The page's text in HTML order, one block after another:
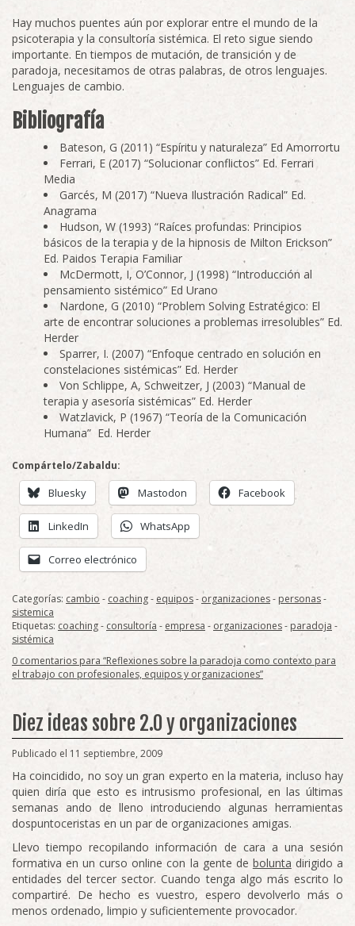
Hay muchos puentes aún por explorar entre el mundo de la
psicoterapia y la consultoría sistémica. El reto sigue siendo
importante. En tiempos de mutación, de transición y de
paradoja, necesitamos de otras palabras, de otros lenguajes.
Lenguajes de cambio.
Bibliografía
Bateson, G (2011) “Espíritu y naturaleza” Ed Amorrortu
Ferrari, E (2017) “Solucionar conflictos” Ed. Ferrari
Media
Garcés, M (2017) “Nueva Ilustración Radical” Ed.
Anagrama
Hudson, W (1993) “Raíces profundas: Principios
básicos de la terapia y de la hipnosis de Milton Erickson”
Ed. Paidos Terapia Familiar
McDermott, I, O’Connor, J (1998) “Introducción al
pensamiento sistémico” Ed Urano
Nardone, G (2010) “Problem Solving Estratégico: El
arte de encontrar soluciones a problemas irresolubles” Ed.
Herder
Sparrer, I. (2007) “Enfoque centrado en solución en
constelaciones sistémicas” Ed. Herder
Von Schlippe, A, Schweitzer, J (2003) “Manual de
terapia y asesoría sistémicas” Ed. Herder
Watzlavick, P (1967) “Teoría de la Comunicación
Humana” Ed. Herder
Compártelo/Zabaldu:
Bluesky Mastodon Facebook
LinkedIn WhatsApp
Correo electrónico
Categorías: cambio - coaching- equipos- organizaciones- personas-
sistemica
Etiquetas: coaching- consultoría - empresa - organizaciones- paradoja -
sistémica
0 comentarios para “Reflexiones sobre la paradoja como contexto para
el trabajo con profesionales, equipos y organizaciones”
Diez ideas sobre 2.0 y organizaciones
Publicado el 11 septiembre, 2009
Ha coincidido, no soy un gran experto en la materia, incluso hay
quien diría que esto es intrusismo profesional, en las últimas
semanas ando de lleno introduciendo algunas herramientas
dospuntoceristas en un par de organizaciones amigas.
Llevo tiempo recopilando información de cara a una sesión
formativa en un curso online con la gente de bolunta dirigido a
entidades del tercer sector. Cuando tenga algo más escrito lo
compartiré. De hecho es vuestro, espero devolverlo más o
menos ordenado, limpio y suficientemente provocador.